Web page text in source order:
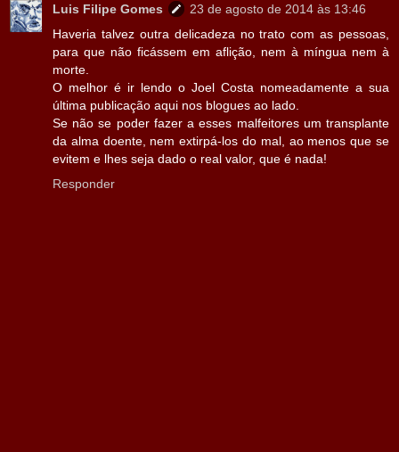
Luis Filipe Gomes
23 de agosto de 2014 às 13:46
Haveria talvez outra delicadeza no trato com as pessoas,
para que não ficássem em aflição, nem à míngua nem à
morte.
O melhor é ir lendo o Joel Costa nomeadamente a sua
última publicação aqui nos blogues ao lado.
Se não se poder fazer a esses malfeitores um transplante
da alma doente, nem extirpá-los do mal, ao menos que se
evitem e lhes seja dado o real valor, que é nada!
Responder